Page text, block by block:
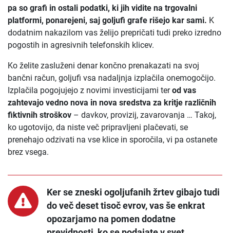
pa so grafi in ostali podatki, ki jih vidite na trgovalni
platformi, ponarejeni, saj goljufi grafe rišejo kar sami. K
dodatnim nakazilom vas želijo prepričati tudi preko izredno
pogostih in agresivnih telefonskih klicev.
Ko želite zasluženi denar končno prenakazati na svoj
bančni račun, goljufi vsa nadaljnja izplačila onemogočijo.
Izplačila pogojujejo z novimi investicijami terod vas
zahtevajo vedno nova in nova sredstva za kritje različnih
fiktivnih stroškov – davkov, provizij, zavarovanja … Takoj,
ko ugotovijo, da niste več pripravljeni plačevati, se
prenehajo odzivati na vse klice in sporočila, vi pa ostanete
brez vsega.
Ker se zneski ogoljufanih žrtev gibajo tudi
do več deset tisoč evrov, vas še enkrat
opozarjamo na pomen dodatne